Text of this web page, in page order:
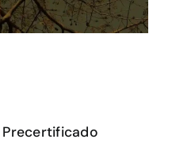
Precertificado